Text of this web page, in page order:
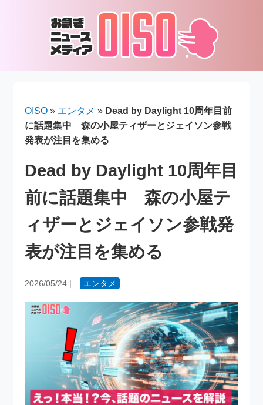
OISO » エンタメ » Dead by Daylight 10周年目前
に話題集中 森の小屋ティザーとジェイソン参戦
発表が注目を集める
Dead by Daylight 10周年目
前に話題集中 森の小屋テ
ィザーとジェイソン参戦発
表が注目を集める
2026/05/24 | エンタメ